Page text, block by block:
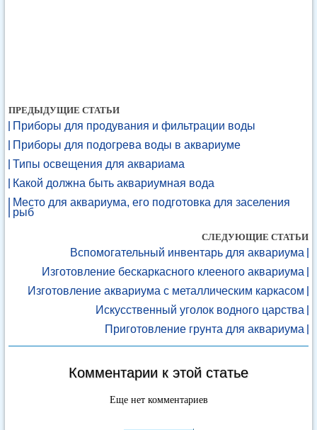
ПРЕДЫДУЩИЕ СТАТЬИ
Приборы для продувания и фильтрации воды
Приборы для подогрева воды в аквариуме
Типы освещения для аквариама
Какой должна быть аквариумная вода
Место для аквариума, его подготовка для заселения
рыб
СЛЕДУЮЩИЕ СТАТЬИ
Вспомогательный инвентарь для аквариума
Изготовление бескаркасного клееного аквариума
Изготовление аквариума с металлическим каркасом
Искусственный уголок водного царства
Приготовление грунта для аквариума
Комментарии к этой статье
Еще нет комментариев